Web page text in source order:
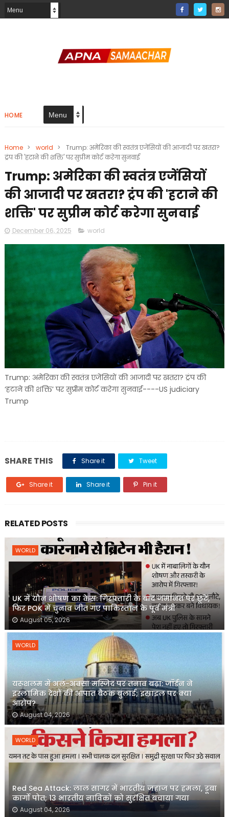
HOME
Home > world >
Trump: अमेरिका की स्वतंत्र एजेंसियों की आजादी पर खतरा?
ट्रंप की 'हटाने की शक्ति' पर सुप्रीम कोर्ट करेगा सुनवाई
Trump: अमेरिका की स्वतंत्र एजेंसियों
की आजादी पर खतरा? ट्रंप की 'हटाने की
शक्ति' पर सुप्रीम कोर्ट करेगा सुनवाई
December 06, 2025 world
Trump: अमेरिका की स्वतंत्र एजेंसियों की आजादी पर खतरा? ट्रंप की
‘हटाने की शक्ति’ पर सुप्रीम कोर्ट करेगा सुनवाई----US judiciary
Trump
SHARE THIS Share it Tweet
Share it Share it Pin it
RELATED POSTS
WORLD
UK में यौन शोषण का केस: गिरफ्तारी के बाद जमानत पर छूटे,
फिर POK में चुनाव जीत गए पाकिस्तान के पूर्व मंत्री
August 05, 2026
WORLD
यरूशलम में अल-अक्सा मस्जिद पर तनाव बढ़ा: जॉर्डन ने
इस्लामिक देशों की आपात बैठक बुलाई; इस्राइल पर क्या
आरोप?
August 04, 2026
WORLD
Red Sea Attack: लाल सागर में भारतीय जहाज पर हमला, डूबा
कार्गो पोत; 13 भारतीय नाविकों को सुरक्षित बचाया गया
August 04, 2026